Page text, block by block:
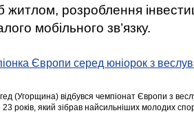
житлом, розроблення
мобільного зв’язку.
Європи серед юніорок з
(Угорщина) відбувся чемпіонат Європи з
років, який зібрав найсильніших молодих